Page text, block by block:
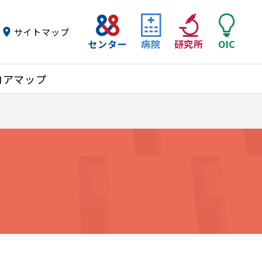
マップ
センター 病院 研究所 OIC
サイトマップ